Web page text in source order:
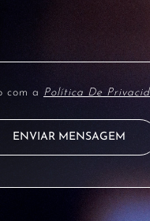
com a Política De